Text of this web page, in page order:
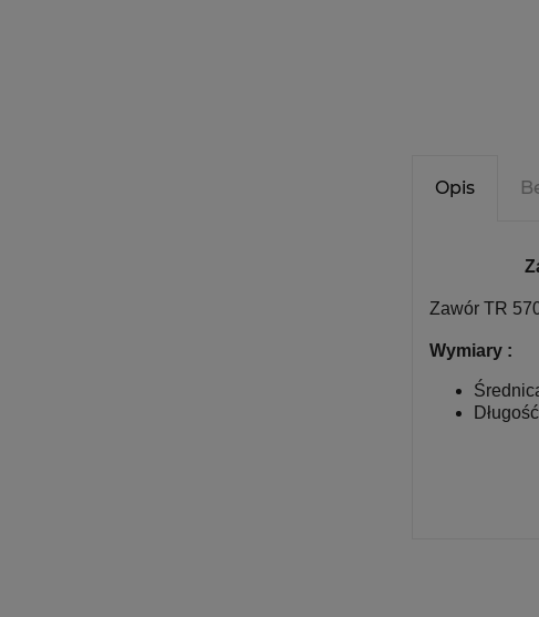
Opis
Zawór TR
Wymiary :